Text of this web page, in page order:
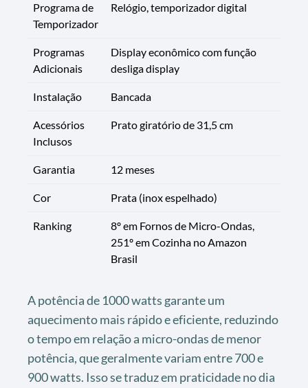
Programa de
Temporizador
Relógio, temporizador digital
Programas
Adicionais
Display econômico com função
desliga display
Instalação Bancada
Acessórios
Inclusos
Prato giratório de 31,5 cm
Garantia 12 meses
Cor Prata (inox espelhado)
Ranking
8º em Fornos de Micro-Ondas,
251º em Cozinha no Amazon
Brasil
A potência de 1000 watts garante um
aquecimento mais rápido e eficiente, reduzindo
o tempo em relação a micro-ondas de menor
potência, que geralmente variam entre 700 e
900 watts. Isso se traduz em praticidade no dia